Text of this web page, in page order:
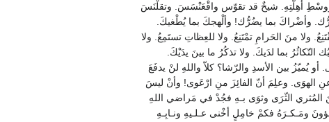
ووسْطِ أهِلّتِهِ. شيخٌ قد تقوّس واقْعَنْسَسَ. وتقلْنَسَ
وأضْراكَ بما يضُرُّك! وألْهجكَ بما يُطْغيكَ.
ولا منَ الحَرامِ تمْتَنِعُ. ولا للعِظاتِ تستَمِعُ. ولا
بما لدَيكَ. ولا تذكُرُ ما بينَ يدَيْكَ.
بين الأسدِ والرّشا؟ كلاّ واللهِ لنْ يدفَعَ
الهوَى. وعلِمَ أنّ الفائِزَ منِ ارْعَوى! وأنْ ليسَ
الثّرَى وثوَى بـهِ فجُدْ في مَراضي اللهِ
ومَـكـرَهُ فكمْ خامِلٍ أخْنى عـلـيهِ ونـابِـهِ